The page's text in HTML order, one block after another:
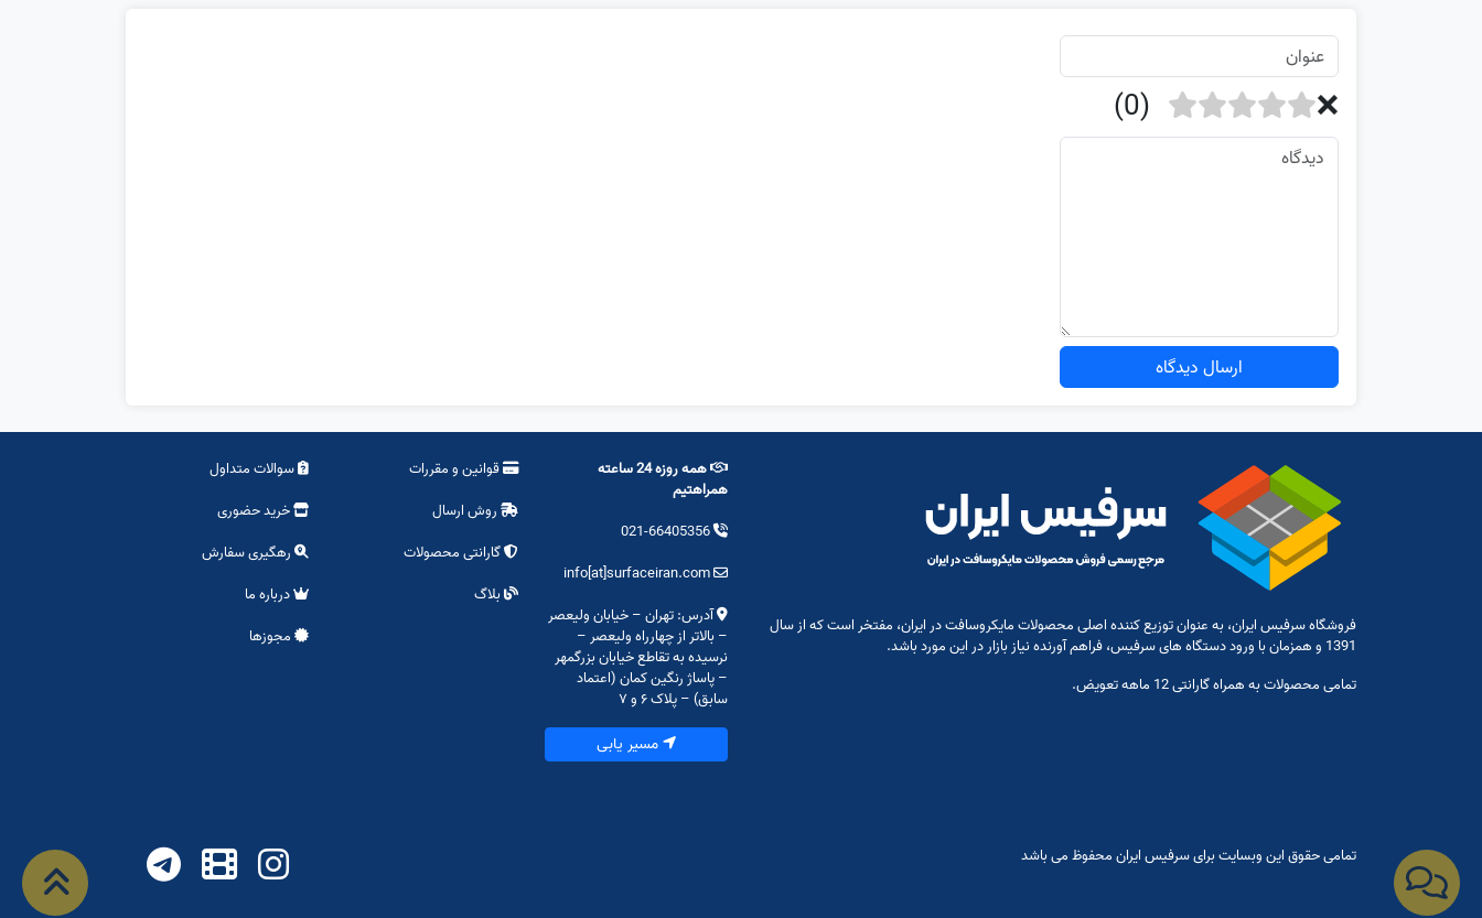
ارسال دیدگاه
فروشگاه سرفیس ایران، به عنوان توزیع کننده اصلی محصولات مایکروسافت در ایران، مفتخر است که از سال
1391 و همزمان با ورود دستگاه های سرفیس، فراهم آورنده نیاز بازار در این مورد باشد.
تمامی محصولات به همراه گارانتی 12 ماهه تعویض.
همه روزه 24 ساعته
همراهتیم
021-66405356
آدرس: تهران – خیابان ولیعصر
– بالاتر از چهارراه ولیعصر –
نرسیده به تقاطع خیابان بزرگمهر
– پاساژ رنگین کمان (اعتماد
سابق) – پلاک ۶ و ۷
مسیر یابی
قوانین و مقررات
روش ارسال
گارانتی محصولات
بلاگ
سوالات متداول
خرید حضوری
رهگیری سفارش
درباره ما
مجوزها
تمامی حقوق این وبسایت برای سرفیس ایران محفوظ می باشد